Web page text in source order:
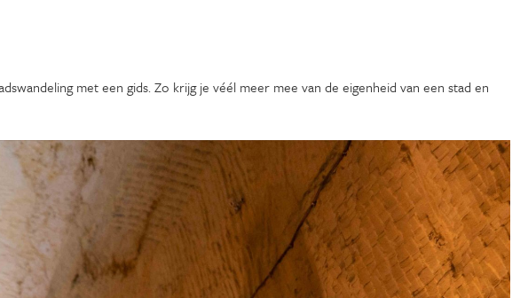
met een gids. Zo krijg je véél meer mee van de eigenheid van een stad en